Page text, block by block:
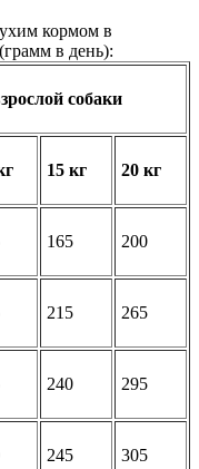
кормом в
в день):
собаки
15 кг 20 кг
165 200
215 265
240 295
245 305